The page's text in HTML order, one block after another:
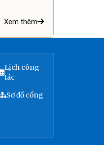
Xem thêm
Lịch công
tác
Sơ đồ cổng